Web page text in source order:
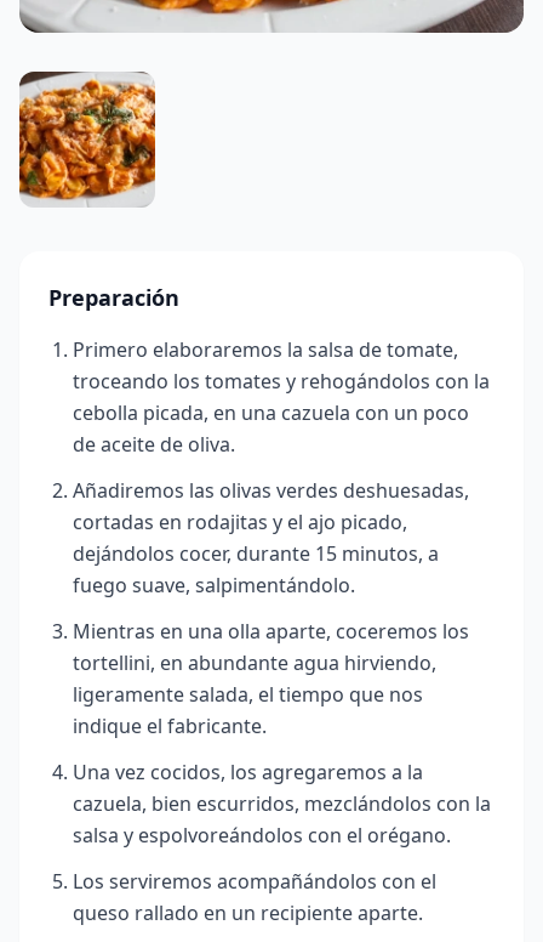
Preparación
Primero elaboraremos la salsa de tomate,
troceando los tomates y rehogándolos con la
cebolla picada, en una cazuela con un poco
de aceite de oliva.
Añadiremos las olivas verdes deshuesadas,
cortadas en rodajitas y el ajo picado,
dejándolos cocer, durante 15 minutos, a
fuego suave, salpimentándolo.
Mientras en una olla aparte, coceremos los
tortellini, en abundante agua hirviendo,
ligeramente salada, el tiempo que nos
indique el fabricante.
Una vez cocidos, los agregaremos a la
cazuela, bien escurridos, mezclándolos con la
salsa y espolvoreándolos con el orégano.
Los serviremos acompañándolos con el
queso rallado en un recipiente aparte.